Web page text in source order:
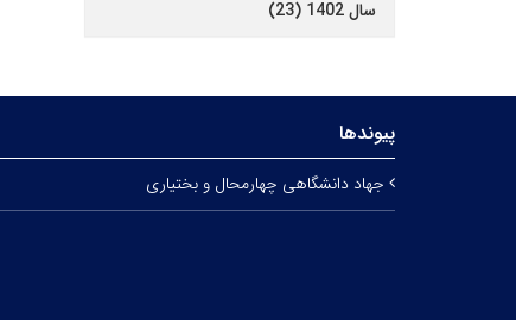
سال 1402 (23)
پیوندها
جهاد دانشگاهی چهارمحال و بختیاری